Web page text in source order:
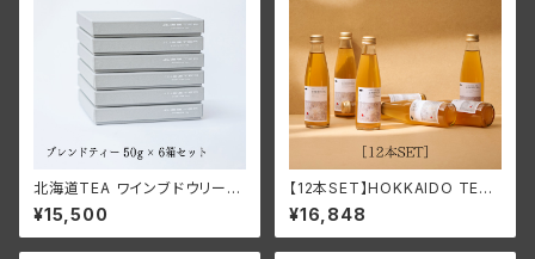
北海道TEA ワインブドウリーフ
ティー2025 ＜ブレンドティー
50g×6個セット＞
¥15,500
【12本SET】HOKKAIDO TEA
KOMBUCHA
¥16,848